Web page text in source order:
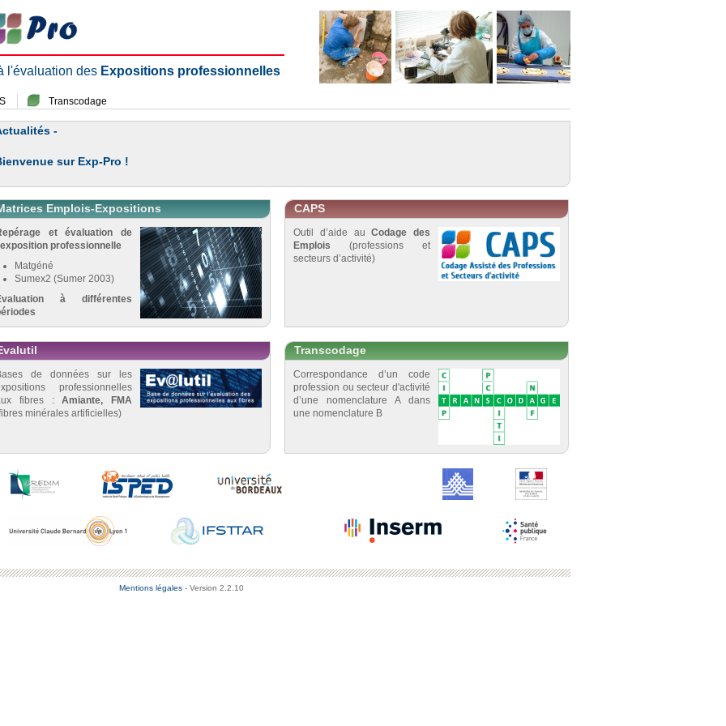
l'évaluation des Expositions professionnelles
Transcodage
-
sur Exp-Pro !
Emplois-Expositions
et évaluation de
professionnelle
Matgéné
Sumex2 (Sumer 2003)
à différentes
CAPS
Outil d’aide auCodage des
Emplois (professions et
secteurs d’activité)
de données sur les
professionnelles
fibres :Amiante, FMA
minérales artificielles)
Transcodage
Correspondance d’un code
profession ou secteur d'activité
d’une nomenclature A dans
une nomenclature B
Mentions légales - Version 2.2.10